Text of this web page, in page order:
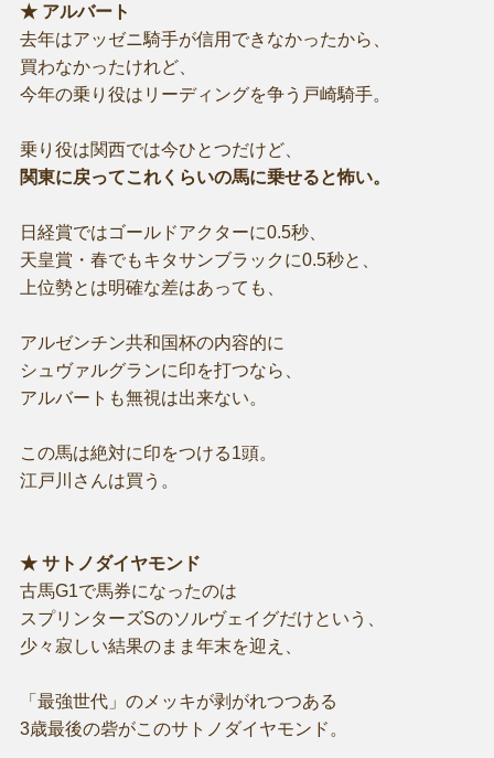
★ アルバート
去年はアッゼニ騎手が信用できなかったから、
買わなかったけれど、
今年の乗り役はリーディングを争う戸崎騎手。
乗り役は関西では今ひとつだけど、
関東に戻ってこれくらいの馬に乗せると怖い。
日経賞ではゴールドアクターに0.5秒、
天皇賞・春でもキタサンブラックに0.5秒と、
上位勢とは明確な差はあっても、
アルゼンチン共和国杯の内容的に
シュヴァルグランに印を打つなら、
アルバートも無視は出来ない。
この馬は絶対に印をつける1頭。
江戸川さんは買う。
★ サトノダイヤモンド
古馬G1で馬券になったのは
スプリンターズSのソルヴェイグだけという、
少々寂しい結果のまま年末を迎え、
「最強世代」のメッキが剥がれつつある
3歳最後の砦がこのサトノダイヤモンド。